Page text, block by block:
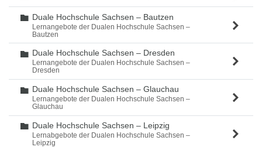
Ordner
Duale Hochschule Sachsen – Bautzen
Lernangebote der Dualen Hochschule Sachsen –
Bautzen
Ordner
Duale Hochschule Sachsen – Dresden
Lernangebote der Dualen Hochschule Sachsen –
Dresden
Ordner
Duale Hochschule Sachsen – Glauchau
Lernangebote der Dualen Hochschule Sachsen –
Glauchau
Ordner
Duale Hochschule Sachsen – Leipzig
Lernabgebote der Dualen Hochschule Sachsen –
Leipzig